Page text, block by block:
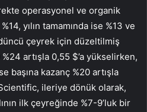
operasyonel ve organik
yılın tamamında ise %13 ve
çeyrek için düzeltilmiş
artışla 0,55 $’a yükselirken,
başına kazanç %20 artışla
ileriye dönük olarak,
ilk çeyreğinde %7-9’luk bir